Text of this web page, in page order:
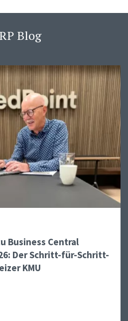
Blog
Business Central
Der Schritt-für-Schritt-
KMU